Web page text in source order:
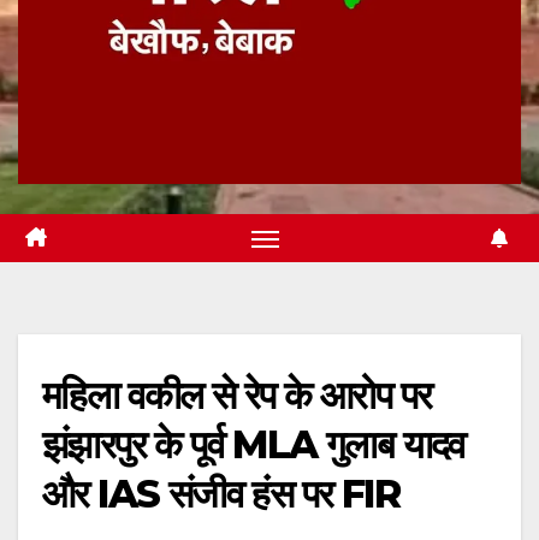
महिला वकील से रेप के आरोप पर
झंझारपुर के पूर्व MLA गुलाब यादव
और IAS संजीव हंस पर FIR